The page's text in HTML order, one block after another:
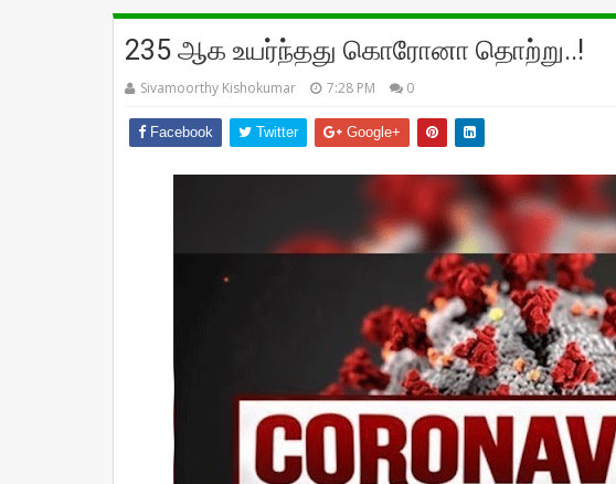
235 ஆக உயர்ந்தது கொரோனா தொற்று..!
Sivamoorthy Kishokumar 7:28 PM 0
Facebook Twitter Google+